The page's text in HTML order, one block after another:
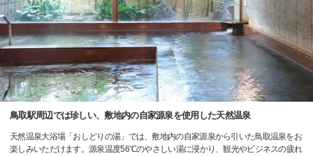
鳥取駅周辺では珍しい、敷地内の自家源泉を使用した天然温泉
天然温泉大浴場「おしどりの湯」では、敷地内の自家源泉から引いた鳥取温泉をお
楽しみいただけます。源泉温度56℃のやさしい湯に浸かり、観光やビジネスの疲れ